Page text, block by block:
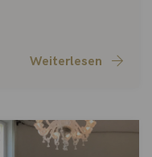
Weiterlesen